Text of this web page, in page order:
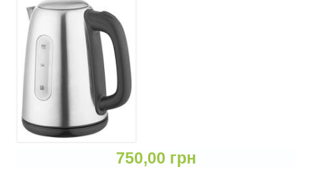
750,00 грн